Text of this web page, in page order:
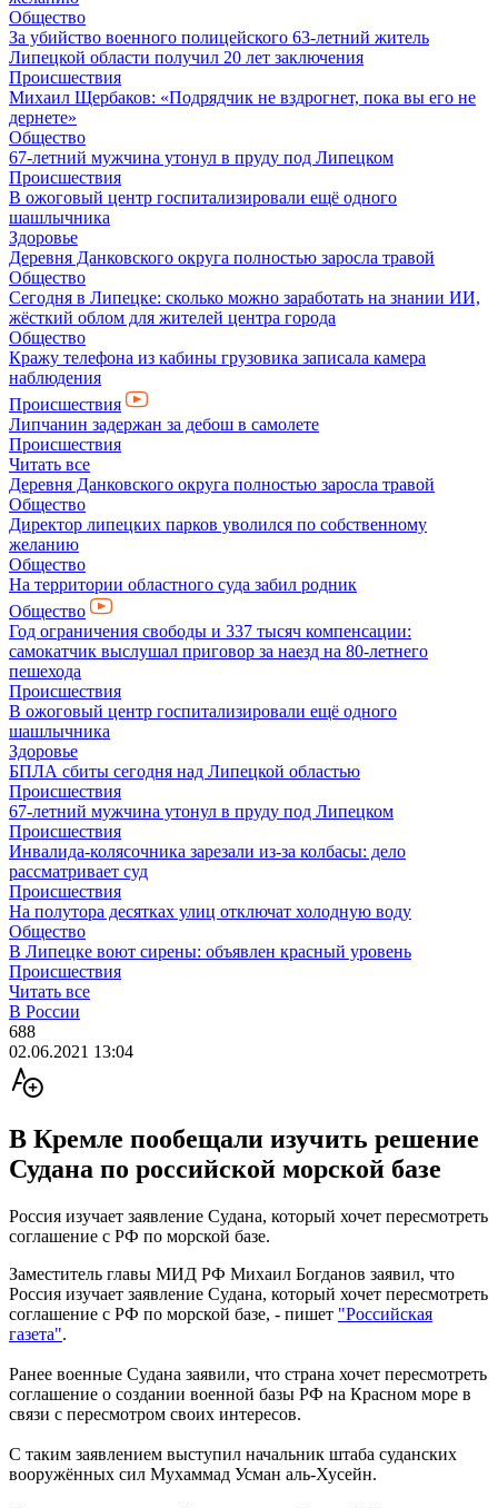
Общество
За убийство военного полицейского 63-летний житель
Липецкой области получил 20 лет заключения
Происшествия
Михаил Щербаков: «Подрядчик не вздрогнет, пока вы его не
дернете»
Общество
67-летний мужчина утонул в пруду под Липецком
Происшествия
В ожоговый центр госпитализировали ещё одного
шашлычника
Здоровье
Деревня Данковского округа полностью заросла травой
Общество
Сегодня в Липецке: сколько можно заработать на знании ИИ,
жёсткий облом для жителей центра города
Общество
Кражу телефона из кабины грузовика записала камера
наблюдения
Происшествия
Липчанин задержан за дебош в самолете
Происшествия
Читать все
Деревня Данковского округа полностью заросла травой
Общество
Директор липецких парков уволился по собственному
желанию
Общество
На территории областного суда забил родник
Общество
Год ограничения свободы и 337 тысяч компенсации:
самокатчик выслушал приговор за наезд на 80-летнего
пешехода
Происшествия
В ожоговый центр госпитализировали ещё одного
шашлычника
Здоровье
БПЛА сбиты сегодня над Липецкой областью
Происшествия
67-летний мужчина утонул в пруду под Липецком
Происшествия
Инвалида-колясочника зарезали из-за колбасы: дело
рассматривает суд
Происшествия
На полутора десятках улиц отключат холодную воду
Общество
В Липецке воют сирены: объявлен красный уровень
Происшествия
Читать все
В России
688
02.06.2021 13:04
В Кремле пообещали изучить решение
Судана по российской морской базе
Россия изучает заявление Судана, который хочет пересмотреть
соглашение с РФ по морской базе.
Заместитель главы МИД РФ Михаил Богданов заявил, что
Россия изучает заявление Судана, который хочет пересмотреть
соглашение с РФ по морской базе, - пишет "Российская
газета".
Ранее военные Судана заявили, что страна хочет пересмотреть
соглашение о создании военной базы РФ на Красном море в
связи с пересмотром своих интересов.
С таким заявлением выступил начальник штаба суданских
вооружённых сил Мухаммад Усман аль-Хусейн.